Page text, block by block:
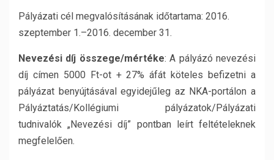
Pályázati cél megvalósításának időtartama: 2016.
szeptember 1.–2016. december 31.
Nevezési díj összege/mértéke: A pályázó nevezési
díj címen 5000 Ft-ot + 27% áfát köteles befizetni a
pályázat benyújtásával egyidejűleg az NKA-portálon a
Pályáztatás/Kollégiumi pályázatok/Pályázati
tudnivalók „Nevezési díj” pontban leírt feltételeknek
megfelelően.